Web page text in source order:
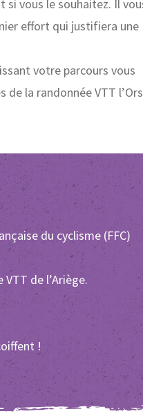
si vous le souhaitez. Il
effort qui justifiera une
votre parcours vous
la randonnée VTT
du cyclisme (FFC)
de l’Ariège.
!